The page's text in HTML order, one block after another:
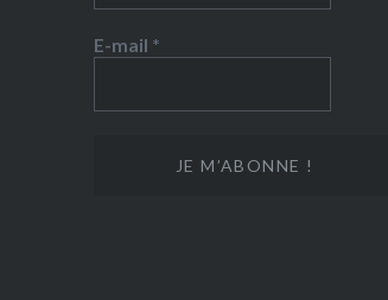
E-mail *